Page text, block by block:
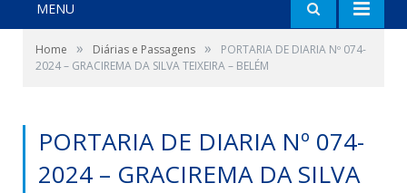
MENU
Home » Diárias e Passagens »
PORTARIA DE DIARIA Nº 074-
2024 – GRACIREMA DA SILVA TEIXEIRA – BELÉM
PORTARIA DE DIARIA Nº 074-
2024 – GRACIREMA DA SILVA